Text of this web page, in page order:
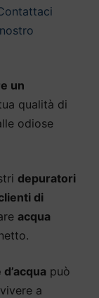
un
qualità di
odiose
depuratori
di
acqua
può
a